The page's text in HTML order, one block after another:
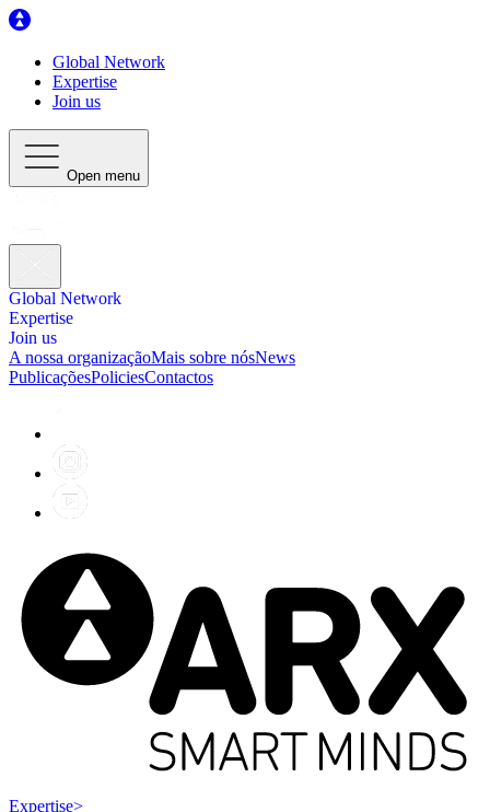
Global Network
Expertise
Join us
Open menu
Global Network
Expertise
Join us
A nossa organizaçãoMais sobre nósNews
PublicaçõesPoliciesContactos
Expertise>